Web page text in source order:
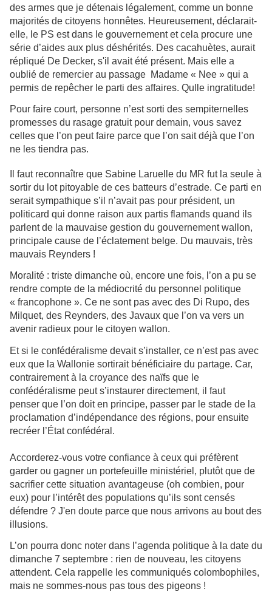
des armes que je détenais légalement, comme un bonne
majorités de citoyens honnêtes. Heureusement, déclarait-
elle, le PS est dans le gouvernement et cela procure une
série d’aides aux plus déshérités. Des cacahuètes, aurait
répliqué De Decker, s'il avait été présent. Mais elle a
oublié de remercier au passage Madame « Nee » qui a
permis de repêcher le parti des affaires. Qulle ingratitude!
Pour faire court, personne n’est sorti des sempiternelles
promesses du rasage gratuit pour demain, vous savez
celles que l’on peut faire parce que l’on sait déjà que l’on
ne les tiendra pas.
Il faut reconnaître que Sabine Laruelle du MR fut la seule à
sortir du lot pitoyable de ces batteurs d’estrade. Ce parti en
serait sympathique s’il n’avait pas pour président, un
politicard qui donne raison aux partis flamands quand ils
parlent de la mauvaise gestion du gouvernement wallon,
principale cause de l’éclatement belge. Du mauvais, très
mauvais Reynders !
Moralité : triste dimanche où, encore une fois, l’on a pu se
rendre compte de la médiocrité du personnel politique
« francophone ». Ce ne sont pas avec des Di Rupo, des
Milquet, des Reynders, des Javaux que l’on va vers un
avenir radieux pour le citoyen wallon.
Et si le confédéralisme devait s’installer, ce n’est pas avec
eux que la Wallonie sortirait bénéficiaire du partage. Car,
contrairement à la croyance des naïfs que le
confédéralisme peut s’instaurer directement, il faut
penser que l’on doit en principe, passer par le stade de la
proclamation d’indépendance des régions, pour ensuite
recréer l’État confédéral.
Accorderez-vous votre confiance à ceux qui préfèrent
garder ou gagner un portefeuille ministériel, plutôt que de
sacrifier cette situation avantageuse (oh combien, pour
eux) pour l’intérêt des populations qu’ils sont censés
défendre ? J'en doute parce que nous arrivons au bout des
illusions.
L’on pourra donc noter dans l’agenda politique à la date du
dimanche 7 septembre : rien de nouveau, les citoyens
attendent. Cela rappelle les communiqués colombophiles,
mais ne sommes-nous pas tous des pigeons !